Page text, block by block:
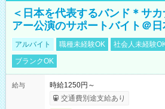
＜日本を代表するバンド＊サ
アー公演のサポートバイト＠
アルバイト 職種未経験OK 社会人未経験
ブランクOK
給与
時給1250円～
交通費別途支給あり